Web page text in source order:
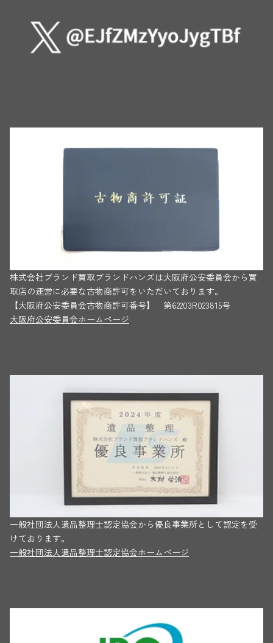
株式会社ブランド買取ブランドハンズは大阪府公安委員会から買
取店の運営に必要な古物商許可をいただいております。
【大阪府公安委員会古物商許可番号】 第62203R023815号
大阪府公安委員会ホームページ
一般社団法人遺品整理士認定協会から優良事業所として認定を受
けております。
一般社団法人遺品整理士認定協会ホームページ